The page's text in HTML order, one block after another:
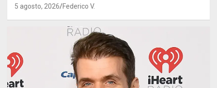
5 agosto, 2026 Federico V.